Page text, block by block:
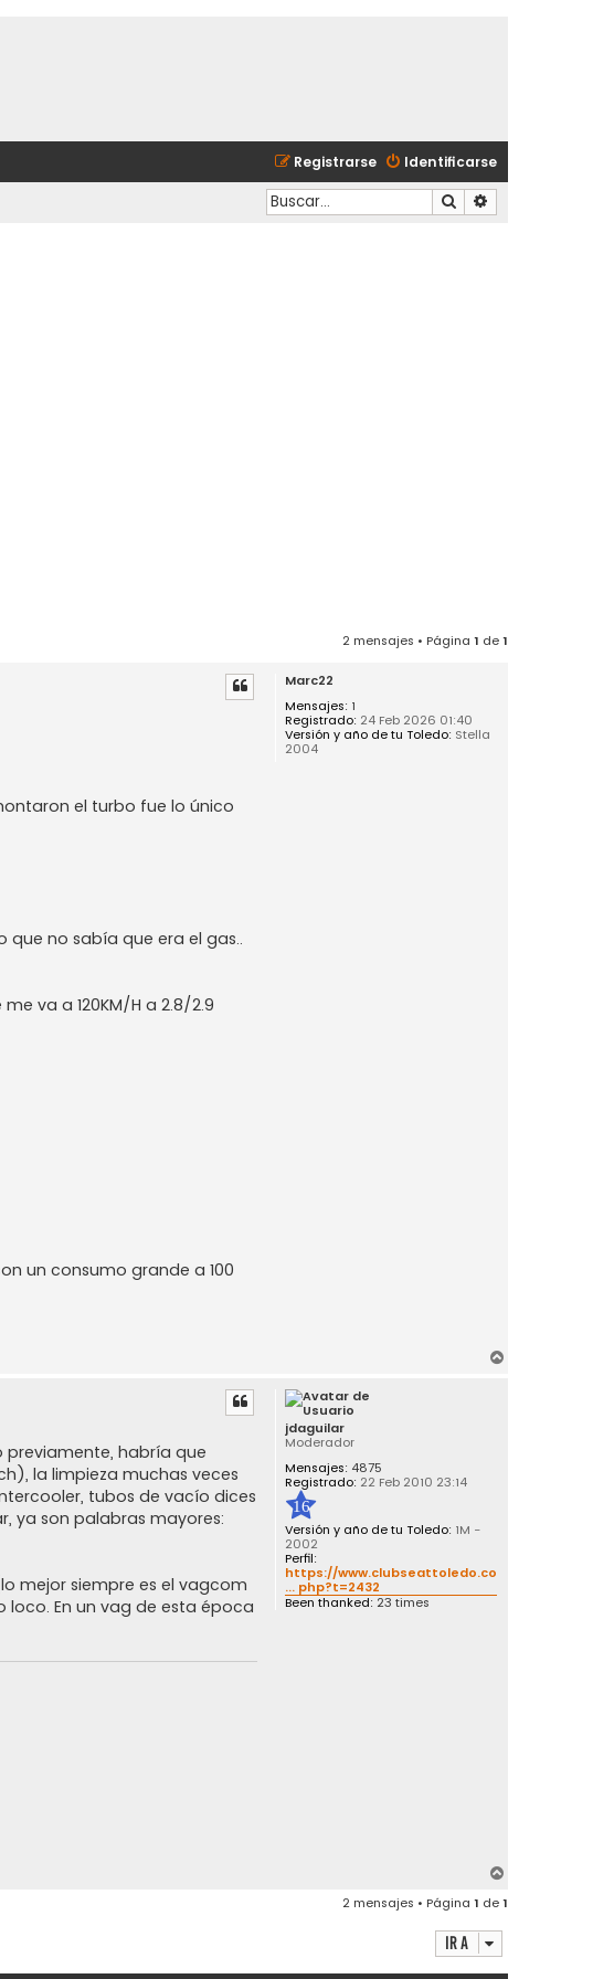
Identificarse
Registrarse
Buscar
2 mensajes • Página 1 de1
Marc22
Mensajes: 1
Registrado: 24 Feb 2026 01:40
Versión y año de tu Toledo: Stella
2004
el turbo fue lo único
que no sabía que era el gas..
va a 120KM/H a 2.8/2.9
un consumo grande a 100
jdaguilar
Moderador
Mensajes: 4875
Registrado: 22 Feb 2010 23:14
16
Versión y año de tu Toledo: 1M -
2002
Perfil:
https://www.clubseattoledo.com/foro/vie
... php?t=2432
Been thanked: 23 times
previamente, habría que
la limpieza muchas veces
tubos de vacío dices
ya son palabras mayores:
mejor siempre es el vagcom
En un vag de esta época
a
2 mensajes • Página 1 de1
Ir a